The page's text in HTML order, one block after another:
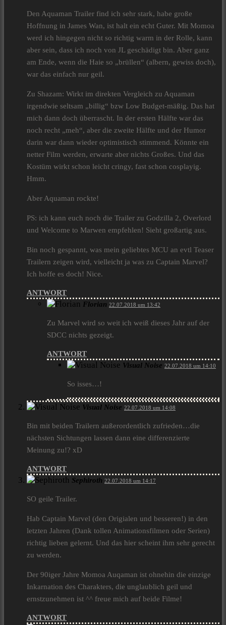
Den Aquaman Trailer find ich sehr stark, habe große
Hoffnung in James Wan, ist halt ein echt Guter. Mit Momoa
werd ich hingegen nicht so richtig warm in der Rolle, kann
aber sein, dass ich noch von JL geschädigt bin. Aber ganz
am Ende, wenn die Haie so „brüllen“ (albern, gewiss doch),
war das einfach nur geil.
Zu Shazam: Wirkt im direkten Vergleich zu Aquaman
irgendwie seltsam „billig“ bzw Low Budget-mäßig. Das hat
mich dann doch überrascht. In der ersten Hälfte war das
noch recht „meh“, aber die zweite Hälfte und der Humor
darin war dann wieder optimistisch stimmend. Könnte ein
netter Film werden, erwarte aber nichts Großes. Und das
Kostüm wirkt schon leicht cringy, fast schon cosplayig.
Hmm.
Aber Aquaman rockte!
PS: ich kann euch noch die Trailer zu Godzilla 2, Overlord
und Welcome to Marwen empfehlen! Sieht großartig aus.
Bin noch gespannt, was mein geliebtes MCU an evtl Teaser
Trailern zeigen wird, vielleicht ja was zu Captain Marvel?
Ich hoffe es doch! Nice.
ANTWORT
Florian 22.07.2018 um 13:42
Zu Marvel wird so weit ich weiß dieses Jahr auf der
SDCC nichts gezeigt.
ANTWORT
Visual Noise 22.07.2018 um 14:10
So isses…!
Visual Noise 22.07.2018 um 14:08
Bin mit beiden Trailern außerordentlich zufrieden…die
nächsten Sichtungen lassen dann eine differenzierte
Meinung zu!? xD
ANTWORT
Sephiroth 22.07.2018 um 14:17
SO geile Trailer.
Hab Captain Marvel (den Origialen und besseren!) in den
letzten Jahren (Dank tollen Animationsfilmen oder Serien)
richtig lieben gelernt. Und das hier scheint ihm sehr gerecht
zu werden.
Der 90iger Jahre Momoa Auqaman ist ohnehin die einzige
Inkarnation des Charakters, die unglaublich geil und
ernstzunehmen ist ^^ freue mich auf beide Filme!
ANTWORT